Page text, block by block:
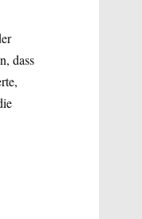
dass